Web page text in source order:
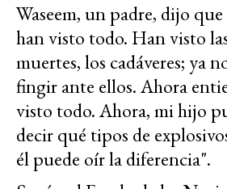
Waseem, un padre, dijo
han visto todo. Han visto
muertes, los cadáveres; ya
fingir ante ellos. Ahora
visto todo. Ahora, mi hijo
decir qué tipos de
él puede oír la diferencia".